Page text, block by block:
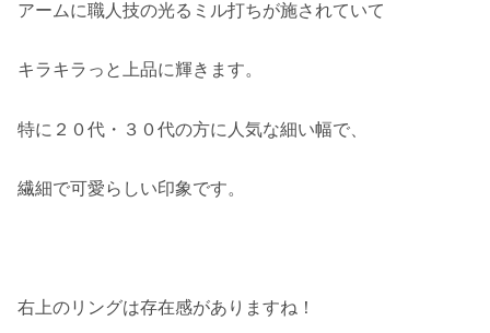
アームに職人技の光るミル打ちが施されていて
キラキラっと上品に輝きます。
特に２０代・３０代の方に人気な細い幅で、
繊細で可愛らしい印象です。
右上のリングは存在感がありますね！